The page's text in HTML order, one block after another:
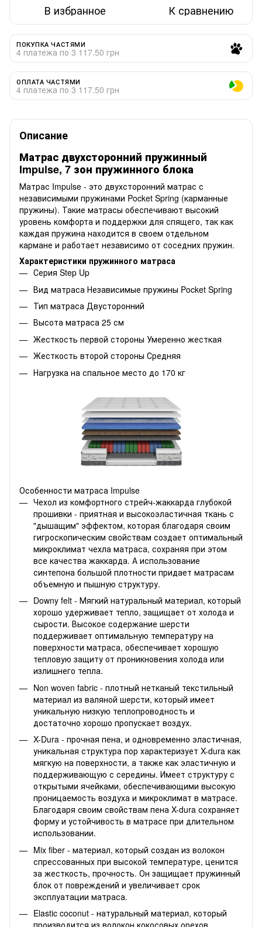
В избранное К сравнению
ПОКУПКА ЧАСТЯМИ
4 платежа по 3 117.50 грн
ОПЛАТА ЧАСТЯМИ
4 платежа по 3 117.50 грн
Описание
Матрас двухсторонний пружинный
Impulse, 7 зон пружинного блока
Матрас Impulse - это двухсторонний матрас с
независимыми пружинами Pocket Spring (карманные
пружины). Такие матрасы обеспечивают высокий
уровень комфорта и поддержки для спящего, так как
каждая пружина находится в своем отдельном
кармане и работает независимо от соседних пружин.
Характеристики пружинного матраса
Серия Step Up
Вид матраса Независимые пружины Pocket Spring
Тип матраса Двусторонний
Высота матраса 25 см
Жесткость первой стороны Умеренно жесткая
Жесткость второй стороны Средняя
Нагрузка на спальное место до 170 кг
Особенности матраса Impulse
Чехол из комфортного стрейч-жаккарда глубокой
прошивки - приятная и высокоэластичная ткань с
"дышащим" эффектом, которая благодаря своим
гигроскопическим свойствам создает оптимальный
микроклимат чехла матраса, сохраняя при этом
все качества жаккарда. А использование
синтепона большой плотности придает матрасам
объемную и пышную структуру.
Downy felt - Мягкий натуральный материал, который
хорошо удерживает тепло, защищает от холода и
сырости. Высокое содержание шерсти
поддерживает оптимальную температуру на
поверхности матраса, обеспечивает хорошую
тепловую защиту от проникновения холода или
излишнего тепла.
Non woven fabric - плотный нетканый текстильный
материал из валяной шерсти, который имеет
уникальную низкую теплопроводность и
достаточно хорошо пропускает воздух.
X-Dura - прочная пена, и одновременно эластичная,
уникальная структура пор характеризует X-dura как
мягкую на поверхности, а также как эластичную и
поддерживающую с середины. Имеет структуру с
открытыми ячейками, обеспечивающими высокую
проницаемость воздуха и микроклимат в матрасе.
Благодаря своим свойствам пена X-dura сохраняет
форму и устойчивость в матрасе при длительном
использовании.
Mix fiber - материал, который создан из волокон
спрессованных при высокой температуре, ценится
за жесткость, прочность. Он защищает пружинный
блок от повреждений и увеличивает срок
эксплуатации матраса.
Elastic coconut - натуральный материал, который
производится из волокон кокосовых орехов,